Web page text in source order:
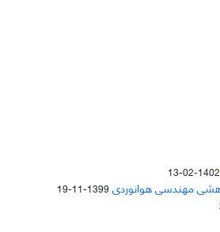
1402-02-13
مهندسی هوانوردی1399-11-19